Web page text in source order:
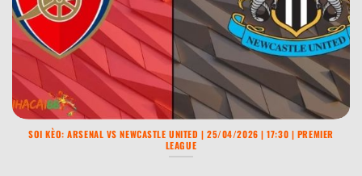
SOI KÈO: ARSENAL VS NEWCASTLE UNITED | 25/04/2026 | 17:30 | PREMIER
LEAGUE